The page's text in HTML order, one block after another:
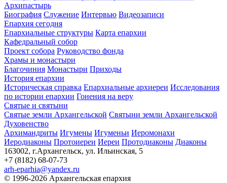
Архипастырь
Биография Служение Интервью Видеозаписи
Епархия сегодня
Епархиальные структуры Карта епархии
Кафедральный собор
Проект собора Руководство фонда
Храмы и монастыри
Благочиния Монастыри Приходы
История епархии
Историческая справка Епархиальные архиереи Исследования
по истории епархии Гонения на веру
Святые и святыни
Святые земли Архангельской Святыни земли Архангельской
Духовенство
Архимандриты Игумены Игуменьи Иеромонахи
Иеродиаконы Протоиереи Иереи Протодиаконы Диаконы
163002, г.Архангельск, ул. Ильинская, 5
+7 (8182) 68-07-73
arh-eparhia@yandex.ru
© 1996-2026 Архангельская епархия